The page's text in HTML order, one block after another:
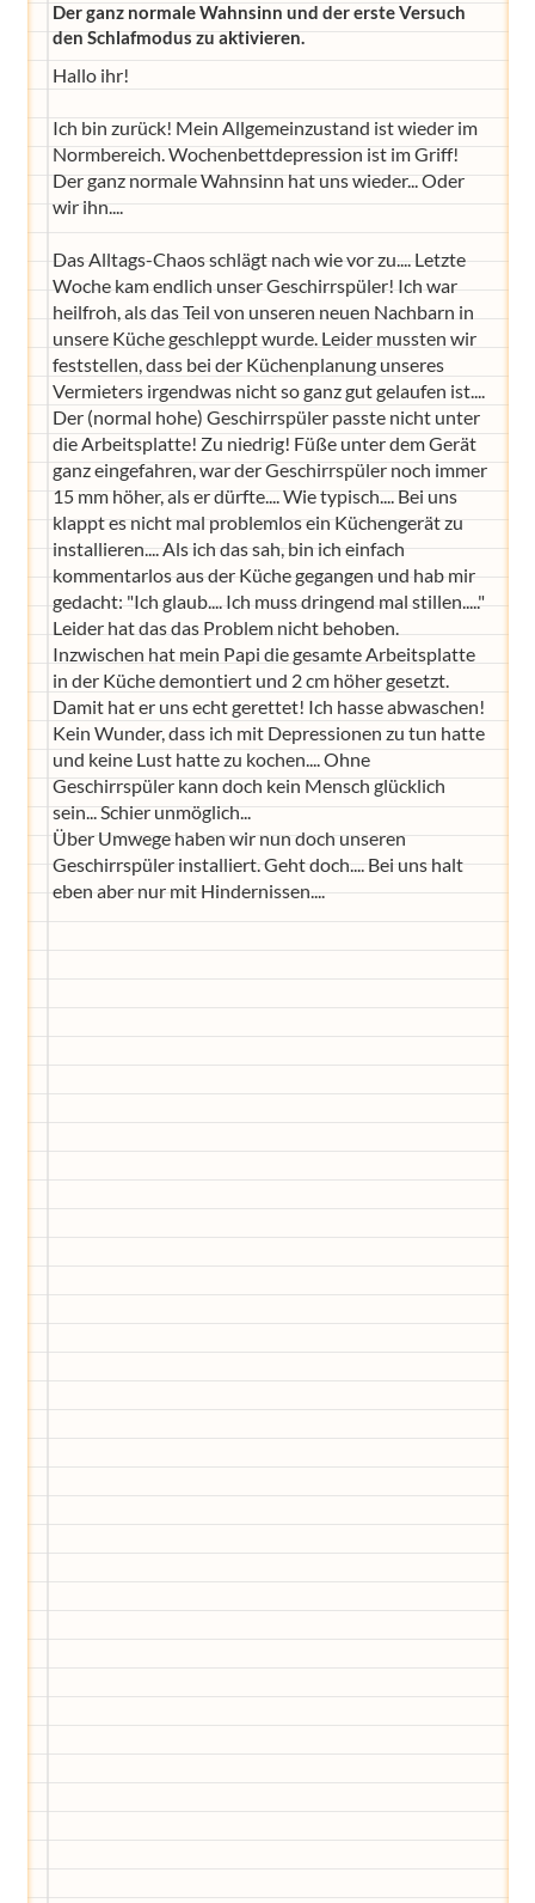
Der ganz normale Wahnsinn und der erste Versuch
den Schlafmodus zu aktivieren.
Hallo ihr!
Ich bin zurück! Mein Allgemeinzustand ist wieder im
Normbereich. Wochenbettdepression ist im Griff!
Der ganz normale Wahnsinn hat uns wieder... Oder
wir ihn....
Das Alltags-Chaos schlägt nach wie vor zu.... Letzte
Woche kam endlich unser Geschirrspüler! Ich war
heilfroh, als das Teil von unseren neuen Nachbarn in
unsere Küche geschleppt wurde. Leider mussten wir
feststellen, dass bei der Küchenplanung unseres
Vermieters irgendwas nicht so ganz gut gelaufen ist....
Der (normal hohe) Geschirrspüler passte nicht unter
die Arbeitsplatte! Zu niedrig! Füße unter dem Gerät
ganz eingefahren, war der Geschirrspüler noch immer
15 mm höher, als er dürfte.... Wie typisch.... Bei uns
klappt es nicht mal problemlos ein Küchengerät zu
installieren.... Als ich das sah, bin ich einfach
kommentarlos aus der Küche gegangen und hab mir
gedacht: "Ich glaub.... Ich muss dringend mal stillen....."
Leider hat das das Problem nicht behoben.
Inzwischen hat mein Papi die gesamte Arbeitsplatte
in der Küche demontiert und 2 cm höher gesetzt.
Damit hat er uns echt gerettet! Ich hasse abwaschen!
Kein Wunder, dass ich mit Depressionen zu tun hatte
und keine Lust hatte zu kochen.... Ohne
Geschirrspüler kann doch kein Mensch glücklich
sein... Schier unmöglich...
Über Umwege haben wir nun doch unseren
Geschirrspüler installiert. Geht doch.... Bei uns halt
eben aber nur mit Hindernissen....